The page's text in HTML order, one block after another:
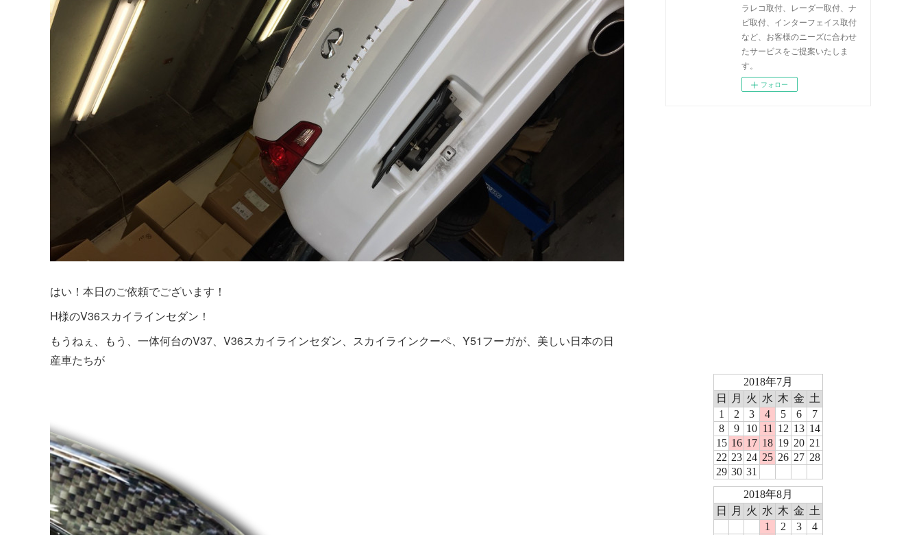
はい！本日のご依頼でございます！
H様のV36スカイラインセダン！
もうねぇ、もう、一体何台のV37、V36スカイラインセダン、スカイラインクーペ、Y51フーガが、美しい日本の日
産車たちが
ラレコ取付、レーダー取付、ナ
ビ取付、インターフェイス取付
など、お客様のニーズに合わせ
たサービスをご提案いたしま
す。
フォロー